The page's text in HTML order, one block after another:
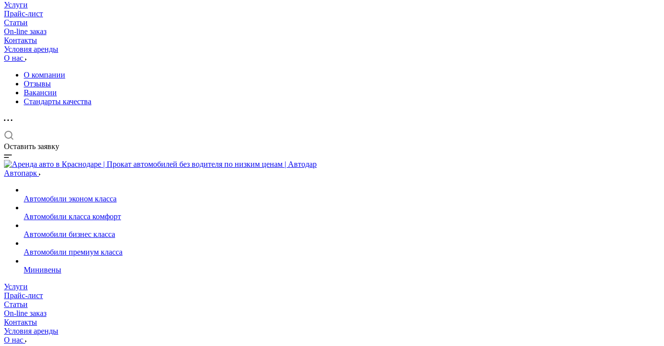
Услуги
Прайс-лист
Статьи
On-line заказ
Контакты
Условия аренды
О нас
О компании
Отзывы
Вакансии
Стандарты качества
Оставить заявку
Автопарк
Автомобили эконом класса
Автомобили класса комфорт
Автомобили бизнес класса
Автомобили премиум класса
Минивены
Услуги
Прайс-лист
Статьи
On-line заказ
Контакты
Условия аренды
О нас